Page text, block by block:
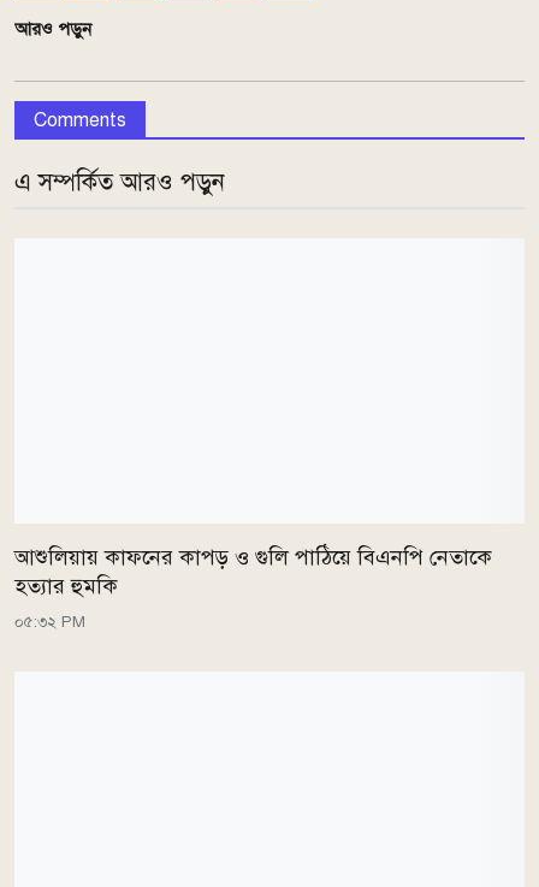
আরও পড়ুন
Comments
এ সম্পর্কিত আরও পড়ুন
আশুলিয়ায় কাফনের কাপড় ও গুলি পাঠিয়ে বিএনপি নেতাকে
হত্যার হুমকি
০৫:৩২ PM